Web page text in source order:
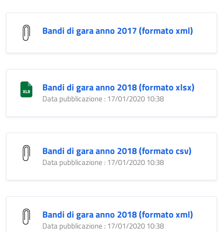
Bandi di gara anno 2017 (formato xml)
Bandi di gara anno 2018 (formato xlsx)
Data pubblicazione : 17/01/2020 10:38
Bandi di gara anno 2018 (formato csv)
Data pubblicazione : 17/01/2020 10:38
Bandi di gara anno 2018 (formato xml)
Data pubblicazione : 17/01/2020 10:38